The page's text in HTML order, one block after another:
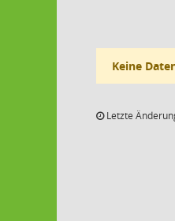
Keine
Letzte